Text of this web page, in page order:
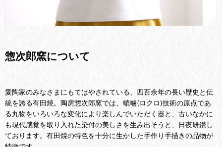
惣次郎窯について
愛陶家のみなさまにもてはやされている、四百余年の長い歴史と伝
統を誇る有田焼。 陶房惣次郎窯では、轆轤(ロクロ)技術の原点であ
る丸物をいろいろな変化により楽しんでいただく器と、古いなかに
も現代感覚を取り入れた染付の美しさを生み出そうと、日夜研鑽し
ております。 有田焼の特色を十分に生かした手作り手描きの品物が